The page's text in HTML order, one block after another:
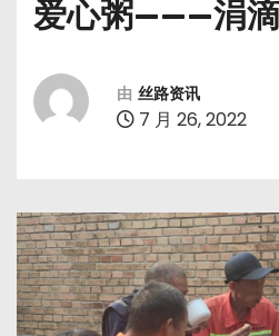
爱心粥———涓
由 丝路资讯
7 月 26, 2022